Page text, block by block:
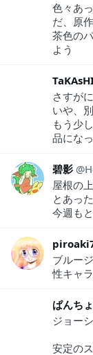
色々あ
だ、原
茶色の
よう
さすが
いや、
もう少
品にな
碧影
屋根の
とあっ
今週も
ブルー
性キャ
ぱんちょ
ジョー
安定の